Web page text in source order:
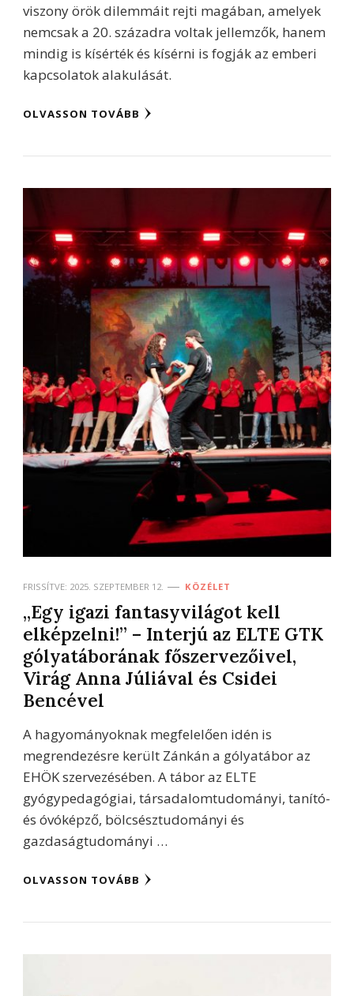
viszony örök dilemmáit rejti magában, amelyek
nemcsak a 20. századra voltak jellemzők, hanem
mindig is kísérték és kísérni is fogják az emberi
kapcsolatok alakulását.
OLVASSON TOVÁBB
FRISSÍTVE: 2025. SZEPTEMBER 12. KÖZÉLET
„Egy igazi fantasyvilágot kell
elképzelni!” – Interjú az ELTE GTK
gólyatáborának főszervezőivel,
Virág Anna Júliával és Csidei
Bencével
A hagyományoknak megfelelően idén is
megrendezésre került Zánkán a gólyatábor az
EHÖK szervezésében. A tábor az ELTE
gyógypedagógiai, társadalomtudományi, tanító-
és óvóképző, bölcsésztudományi és
gazdaságtudományi …
OLVASSON TOVÁBB